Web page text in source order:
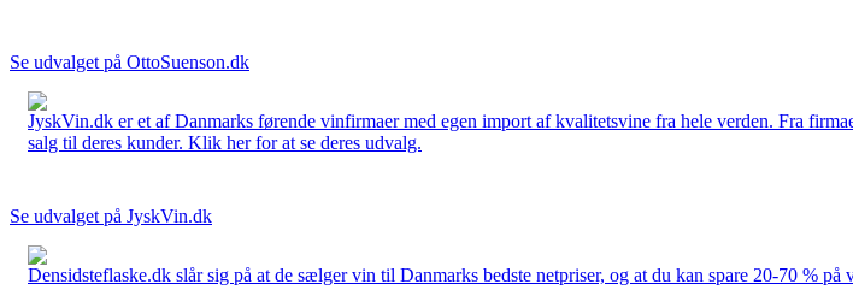
Se udvalget på OttoSuenson.dk
JyskVin.dk er et af Danmarks førende vinfirmaer med egen import af kvalitetsvine fra hele verden. Fra
salg til deres kunder. Klik her for at se deres udvalg.
Se udvalget på JyskVin.dk
Densidsteflaske.dk slår sig på at de sælger vin til Danmarks bedste netpriser, og at du kan spare 20-70 %